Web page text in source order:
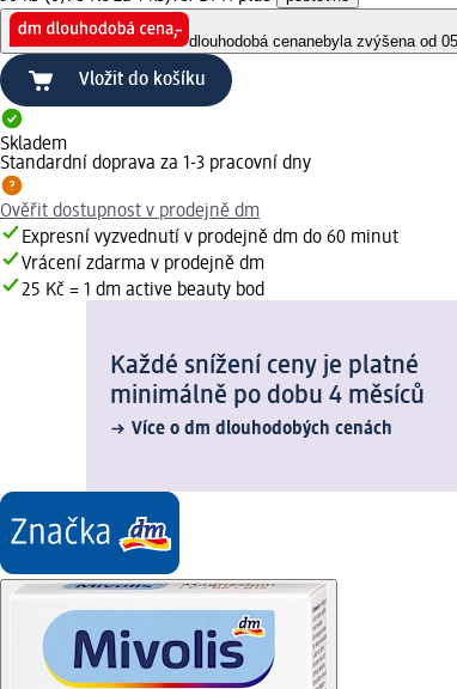
dlouhodobá cenanebyla zvýšena od
Vložit do košíku
Skladem
Standardní doprava za 1-3 pracovní dny
Ověřit dostupnost v prodejně dm
Expresní vyzvednutí v prodejně dm do 60 minut
Vrácení zdarma v prodejně dm
25 Kč = 1 dm active beauty bod
Každé snížení ceny je platné
minimálně po dobu 4 měsíců
Více o dm dlouhodobých cenách